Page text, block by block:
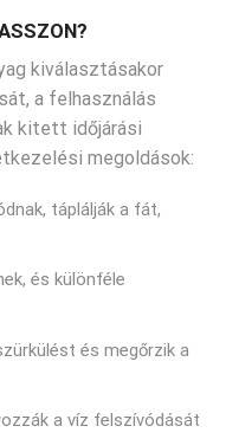
kiválasztásakor
a felhasználás
kitett időjárási
megoldások:
táplálják a fát,
és különféle
és megőrzik a
a víz felszívódását